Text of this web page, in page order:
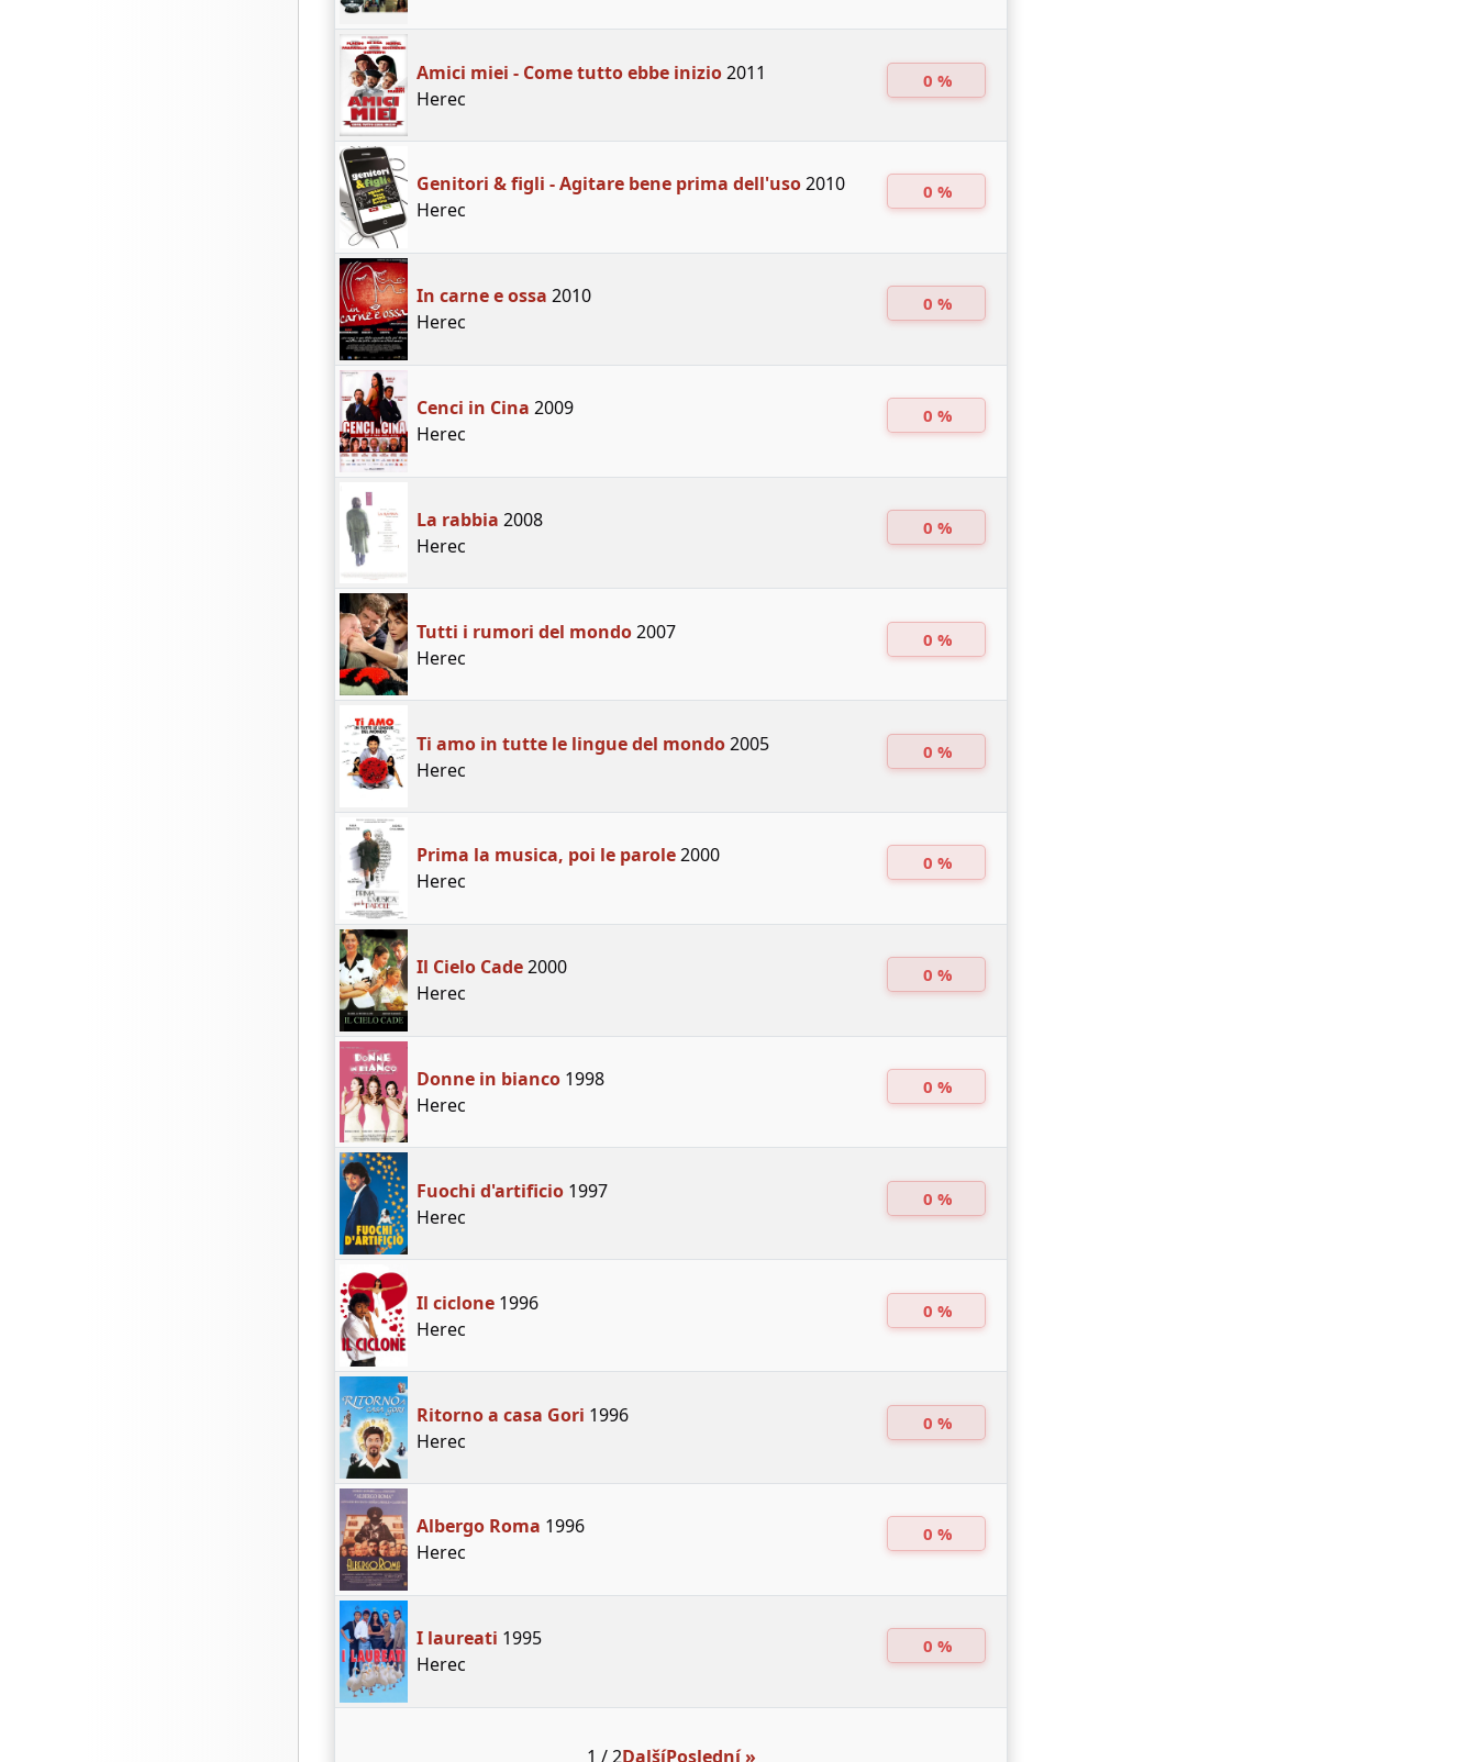
Amici miei - Come tutto ebbe inizio2011
Herec
0 %
Genitori & figli - Agitare bene prima dell'uso2010
Herec
0 %
In carne e ossa 2010
Herec
0 %
Cenci in Cina 2009
Herec
0 %
La rabbia 2008
Herec
0 %
Tutti i rumori del mondo2007
Herec
0 %
Ti amo in tutte le lingue del mondo2005
Herec
0 %
Prima la musica, poi le parole2000
Herec
0 %
Il Cielo Cade2000
Herec
0 %
Donne in bianco1998
Herec
0 %
Fuochi d'artificio1997
Herec
0 %
Il ciclone1996
Herec
0 %
Ritorno a casa Gori 1996
Herec
0 %
Albergo Roma 1996
Herec
0 %
I laureati 1995
Herec
0 %
1 / 2DalšíPoslední »